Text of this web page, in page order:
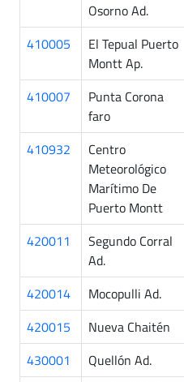
Osorno Ad.
410005
El Tepual Puerto
Montt Ap.
410007
Punta Corona
faro
410932
Centro
Meteorológico
Marítimo De
Puerto Montt
420011
Segundo Corral
Ad.
420014 Mocopulli Ad.
420015
Nueva Chaitén
430001
Quellón Ad.